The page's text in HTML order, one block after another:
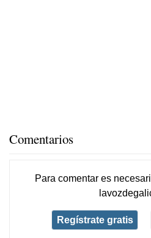
Comentarios
Para comentar es
Regístrate gratis